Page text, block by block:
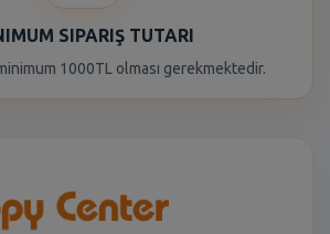
SIPARIŞ TUTARI
1000TL olması gerekmektedir.